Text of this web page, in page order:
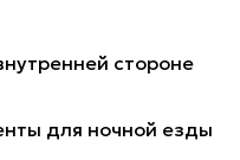
стороне
для ночной езды